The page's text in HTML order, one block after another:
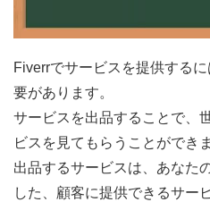
Fiverrでサービスを提供する
要があります。
サービスを出品することで、
ビスを見てもらうことができ
出品するサービスは、あなた
した、顧客に提供できるサー